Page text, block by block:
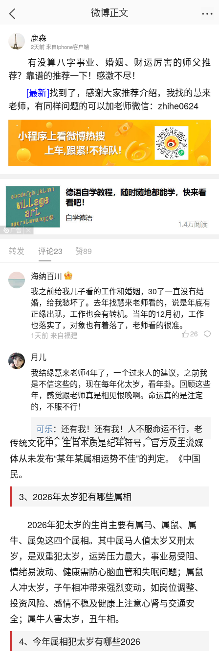
首页
2026那几个犯太岁今年是？
2026-07-06 12:14:32 8 7 赞
生活中像2026那几个犯太岁今年是？都是很常
见的问题，但是小问题不注意可能会引起大麻烦，
下面就这个问题给大家做一些解读：
1、2026年那几个属性犯太岁值太岁冲太岁
2026年犯太岁的生肖是属马、属鼠、属牛、属
兔，其中属马为值太岁兼刑太岁，属鼠为冲太岁，
属牛为害太岁，属兔为破太岁。丙午马年，地支“午”
刑，又添刑太岁，情绪易焦躁，事业易遇阻。子午
相冲，属鼠者面临冲太岁，运势波动大，易有岗位
变动、投资风险或意外磕碰。丑午相害，属牛者受
“害太岁”影响，易遭小人
2、2026年今年有那几个属相不好的生肖
民间常提的“犯太岁”仅指值年、冲、刑、害、破
等关系，2026年太岁为马，属鼠（子午相冲）、属
牛（丑午相害）、属羊（未午相害）、属马（值太
岁）需注意趋稳守成，但“不好的生肖”属误读。中国
传统文化中，生肖本质是纪年符号，官方及主流媒
体从未发布“某年某属相运势不佳”的判定。《中国
民。
3、2026年太岁犯有哪些属相
2026年犯太岁的生肖主要有属马、属鼠、属
牛、属兔这四个属相。其中属马人值太岁又刑太
岁，是双重犯太岁，运势压力最大，事业易受阻、
情绪易波动、健康需防心脑血管和失眠问题；属鼠
人冲太岁，子午相冲带来强烈变动，如岗位调整、
投资风险、感情不稳及健康上注意心肾与交通安
全；属牛人害太岁，丑午相。
4、今年属相犯太岁有哪些2026
微博正文
鹿森
2天前 来自iphone客户端
有没算八字事业、婚姻、财运厉害的师父推
荐？靠谱的推荐一下！感激不尽！
[最新]找到了，感谢大家推荐介绍，我找的慧来
老师，有同样问题的可以加老师微信：zhihe0624
转发 评论23 赞89
海纳百川
我之前给我儿子看的工作和婚姻，30了一直没有结
婚，给我愁坏了。去年找慧来老师看的，说是年底有
正缘出现，工作也会有转机。当年的12月初，工作
也落实了，对象也有着落了，老师看的很准。
1天前 来自福建 26
月儿
我结缘慧来老师4年了，一个过来人的建议，之前我
是不信这些的，现在每年化太岁，看年卦。回顾这些
年，感觉跟老师真是相见恨晚啊。命运真的是注定
的，不服不行！
可乐：还有我！还有我！人不服命运不行，老
天爷会给你好好上一课的。一命二运三风水，
哪样不服都不行！
平安是福：我也是每年找老师化太岁，看年
17分钟前 来自湖北
心若莲花
我是做餐饮的，这两年，生意屡屡受挫，店开一家关
一家，要么生意不好，生意好的就出事。前些年攒的
家底快败光了，真是倒霉！我也想找人看看到底怎么
回事？
鹿森 ：你可以找老师看看，人有时不服命不行
啊！
太阳当空赵：我也做餐饮的，生意不算大，但
是我从找店开始都是找慧来老师跟进的，选
址、风水、还有开业日子，哪哪都看了，虽然
大环境不好，但是我家生意还可以，前几天又